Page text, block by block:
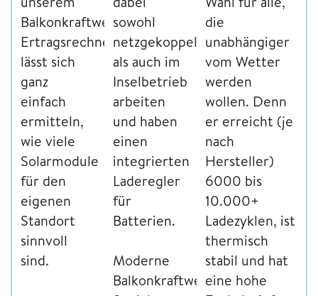
Balkonkraftwerk
Ertragsrechner
lässt sich
ganz
einfach
ermitteln,
wie viele
Solarmodule
für den
eigenen
Standort
sinnvoll
sind.
sowohl
netzgekoppelt
als auch im
Inselbetrieb
arbeiten
und haben
einen
integrierten
Laderegler
für
Batterien.
Moderne
Balkonkraftwerk-
die
unabhängiger
vom Wetter
werden
wollen. Denn
er erreicht (je
nach
Hersteller)
6000 bis
10.000+
Ladezyklen, ist
thermisch
stabil und hat
eine hohe